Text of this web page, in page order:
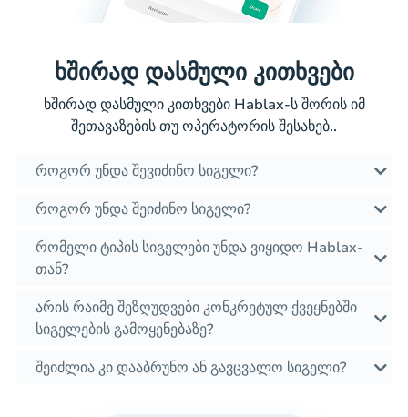
ხშირად დასმული კითხვები
ხშირად დასმული კითხვები Hablax-ს შორის იმ
შეთავაზების თუ ოპერატორის შესახებ..
როგორ უნდა შევიძინო სიგელი?
როგორ უნდა შეიძინო სიგელი?
რომელი ტიპის სიგელები უნდა ვიყიდო Hablax-
თან?
არის რაიმე შეზღუდვები კონკრეტულ ქვეყნებში
სიგელების გამოყენებაზე?
შეიძლია კი დააბრუნო ან გავცვალო სიგელი?